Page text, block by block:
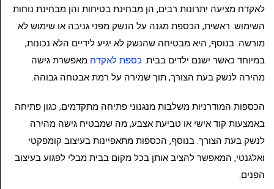
לאקדח מציעה יתרונות רבים, הן מבחינת בטיחות והן מבחינת נוחות
השימוש. ראשית, הכספת מגנה על הנשק מפני גניבה או שימוש לא
מורשה. בנוסף, היא מבטיחה שהנשק לא יגיע לידיים הלא נכונות,
במיוחד כאשר ישנם ילדים בבית. כספת לאקדח מאפשרת גישה
מהירה לנשק בעת הצורך, תוך שמירה על רמת אבטחה גבוהה.
הכספות המודרניות משלבות מנגנוני פתיחה מתקדמים, כגון פתיחה
באמצעות קוד אישי או טביעת אצבע, מה שמבטיח גישה מהירה
לנשק בעת הצורך. בנוסף, הכספות מתאפיינות בעיצוב קומפקטי
ואלגנטי, המאפשר להציב אותן בכל מקום בבית מבלי לפגוע בעיצוב
הפנים.